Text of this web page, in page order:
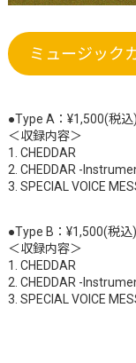
ミュージック
●Type A：¥1,500(税込
＜収録内容＞
1. CHEDDAR
2. CHEDDAR -
3. SPECIAL VOICE
●Type B：¥1,500(税込
＜収録内容＞
1. CHEDDAR
2. CHEDDAR -
3. SPECIAL VOICE